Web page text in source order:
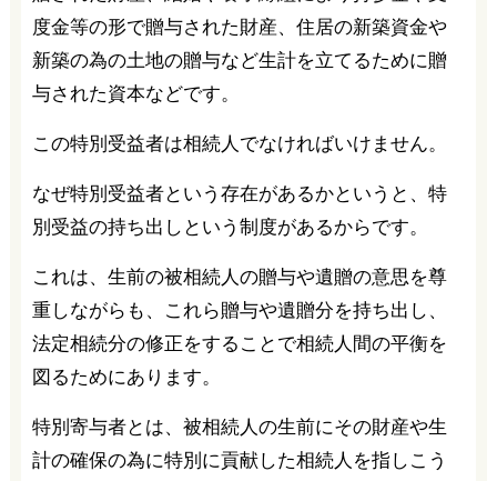
度金等の形で贈与された財産、住居の新築資金や
新築の為の土地の贈与など生計を立てるために贈
与された資本などです。
この特別受益者は相続人でなければいけません。
なぜ特別受益者という存在があるかというと、特
別受益の持ち出しという制度があるからです。
これは、生前の被相続人の贈与や遺贈の意思を尊
重しながらも、これら贈与や遺贈分を持ち出し、
法定相続分の修正をすることで相続人間の平衡を
図るためにあります。
特別寄与者とは、被相続人の生前にその財産や生
計の確保の為に特別に貢献した相続人を指しこう